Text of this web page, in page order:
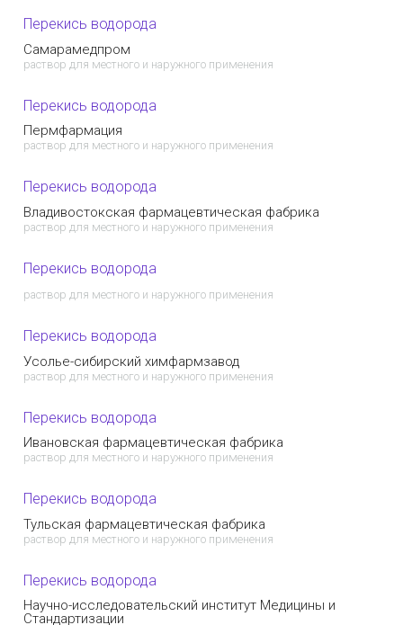
Перекись водорода
Самарамедпром
раствор для местного и наружного применения
Перекись водорода
Пермфармация
раствор для местного и наружного применения
Перекись водорода
Владивостокская фармацевтическая фабрика
раствор для местного и наружного применения
Перекись водорода
раствор для местного и наружного применения
Перекись водорода
Усолье-сибирский химфармзавод
раствор для местного и наружного применения
Перекись водорода
Ивановская фармацевтическая фабрика
раствор для местного и наружного применения
Перекись водорода
Тульская фармацевтическая фабрика
раствор для местного и наружного применения
Перекись водорода
Научно-исследовательский институт Медицины и
Стандартизации